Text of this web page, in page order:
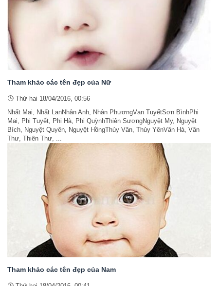
Tham khảo các tên đẹp của Nữ
Thứ hai 18/04/2016, 00:56
Nhất Mai, Nhất LanNhân Anh, Nhân PhươngVạn TuyếtSơn BìnhPhi
Mai, Phi Tuyết, Phi Hà, Phi QuỳnhThiên SươngNguyệt My, Nguyệt
Bích, Nguyệt Quyên, Nguyệt HồngThủy Vân, Thủy YênVân Hà, Vân
Thư, Thiên Thư, ...
Tham khảo các tên đẹp của Nam